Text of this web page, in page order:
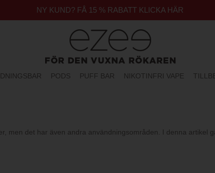
NY KUND? FÅ 15 % RABATT KLICKA HÄR
PODS PUFF BAR NIKOTINFRI VAPE
men det har även andra användningsområden. I denna artikel